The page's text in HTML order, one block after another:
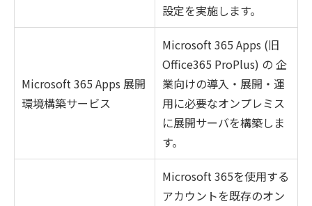
設定を実施します。
Microsoft 365 Apps 展開
環境構築サービス
Microsoft 365 Apps (旧
Office365 ProPlus) の 企
業向けの導入・展開・運
用に必要なオンプレミス
に展開サーバを構築しま
す。
Microsoft 365を使用する
アカウントを既存のオン